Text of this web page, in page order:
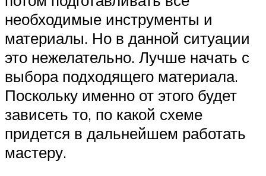
необходимые инструменты и
материалы. Но в данной ситуации
это нежелательно. Лучше начать с
выбора подходящего материала.
Поскольку именно от этого будет
зависеть то, по какой схеме
придется в дальнейшем работать
мастеру.